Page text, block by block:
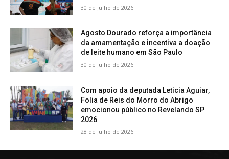
30 de julho de 2026
Agosto Dourado reforça a importância
da amamentação e incentiva a doação
de leite humano em São Paulo
30 de julho de 2026
Com apoio da deputada Leticia Aguiar,
Folia de Reis do Morro do Abrigo
emocionou público no Revelando SP
2026
28 de julho de 2026